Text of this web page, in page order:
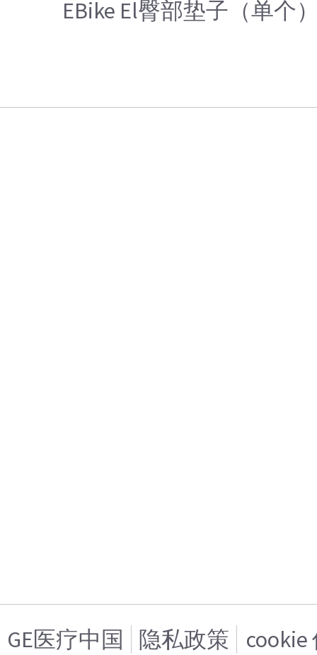
EBike El臀部垫子（单个
GE医疗中国 隐私政策 cookie